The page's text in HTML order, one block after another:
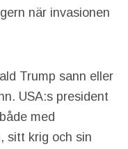
när invasionen
Trump sann eller
USA:s president
med
sitt krig och sin